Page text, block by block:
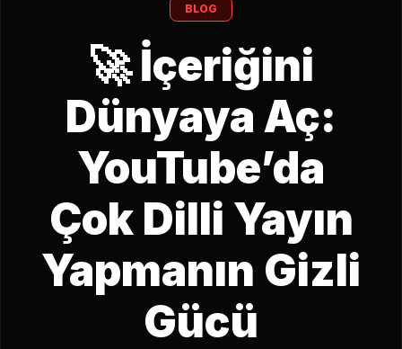
BLOG
🚀 İçeriğini
Dünyaya Aç:
YouTube’da
Çok Dilli Yayın
Yapmanın Gizli
Gücü